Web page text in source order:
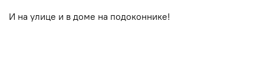
И на улице и в доме на подоконнике!